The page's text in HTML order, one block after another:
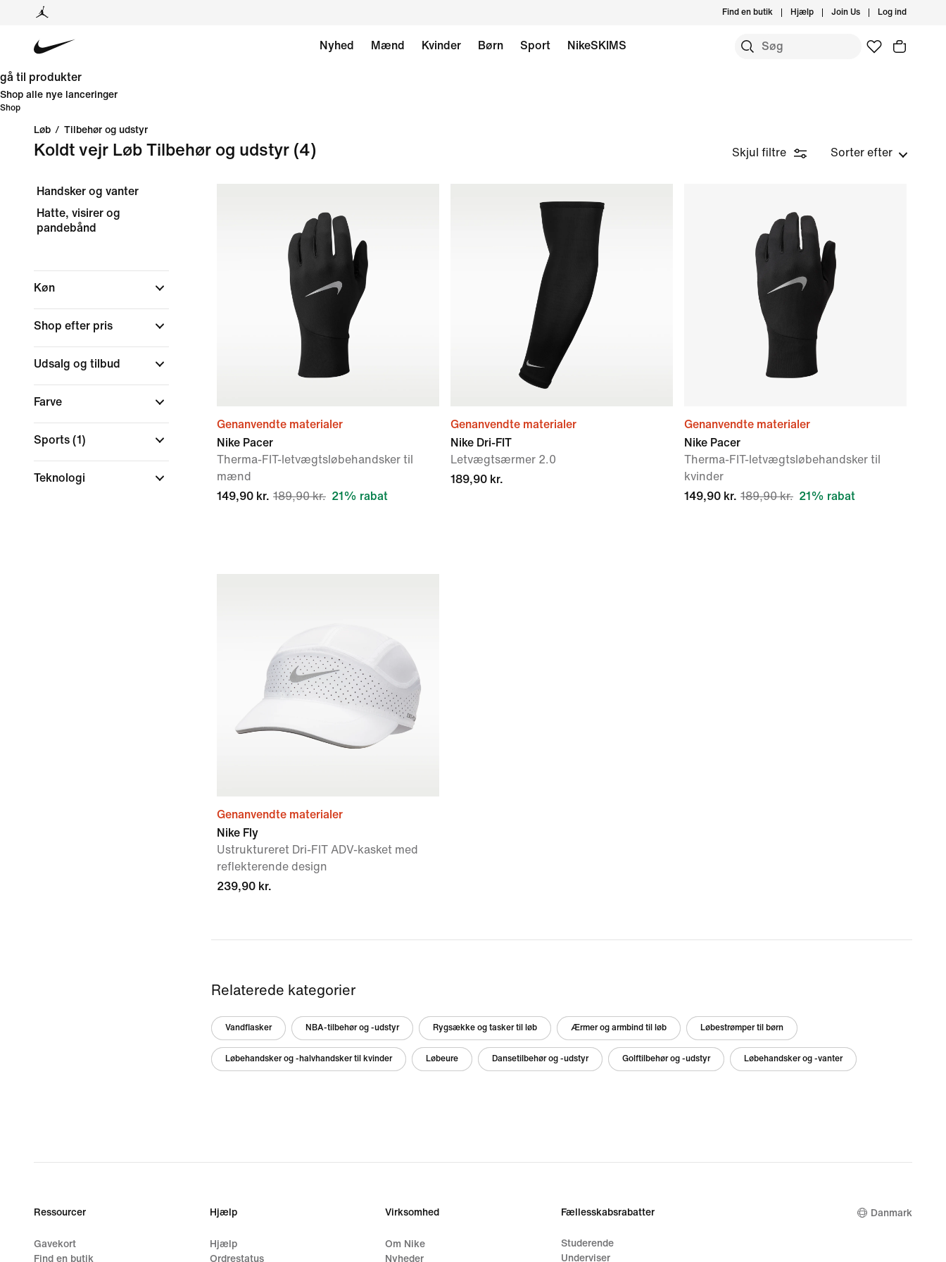
Find en butik Hjælp Join Us Log ind
Nyhed Mænd Kvinder Børn Sport NikeSKIMS
gå til produkter
Shop alle nye lanceringer
Shop
Løb / Tilbehør og udstyr
Koldt vejr Løb Tilbehør og udstyr (4) Skjul filtre Sorter efter
Handsker og vanter
Hatte, visirer og
pandebånd
Køn
Shop efter pris
Udsalg og tilbud
Farve
Sports (1)
Teknologi
Genanvendte materialer
Nike Pacer
Therma-FIT-letvægtsløbehandsker til
mænd
149,90 kr. 189,90 kr. 21% rabat
Genanvendte materialer
Nike Dri-FIT
Letvægtsærmer 2.0
189,90 kr.
Genanvendte materialer
Nike Pacer
Therma-FIT-letvægtsløbehandsker til
kvinder
149,90 kr. 189,90 kr. 21% rabat
Genanvendte materialer
Nike Fly
Ustruktureret Dri-FIT ADV-kasket med
reflekterende design
239,90 kr.
Relaterede kategorier
Vandflasker NBA-tilbehør og -udstyr Rygsække og tasker til løb Ærmer og armbind til løb Løbestrømper til børn
Løbehandsker og -halvhandsker til kvinder Løbeure Dansetilbehør og -udstyr Golftilbehør og -udstyr Løbehandsker og -vanter
Ressourcer
Gavekort
Find en butik
Hjælp
Hjælp
Ordrestatus
Virksomhed
Om Nike
Nyheder
Fællesskabsrabatter
Studerende
Underviser
Danmark